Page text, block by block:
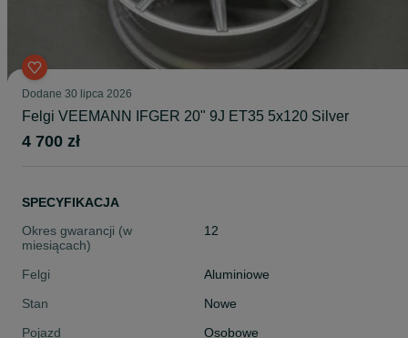
Dodane 30 lipca 2026
Felgi VEEMANN IFGER 20" 9J ET35 5x120 Silver
4 700 zł
SPECYFIKACJA
Okres gwarancji (w
miesiącach)
12
Felgi
Aluminiowe
Stan
Nowe
Pojazd
Osobowe